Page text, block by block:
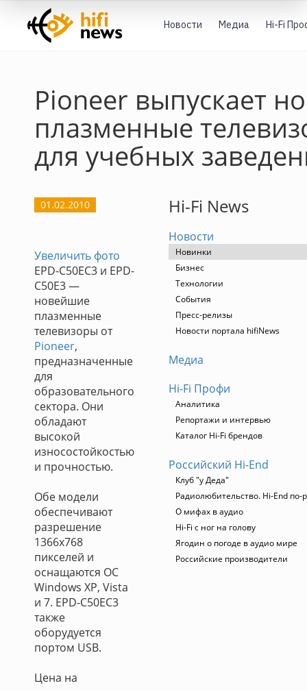
Новости Медиа Hi-Fi
Pioneer выпускает
плазменные
для учебных
01.02.2010
Увеличить фото
EPD-C50EC3 и EPD-
C50E3 —
новейшие
плазменные
телевизоры от
Pioneer,
предназначенные
для
образовательного
сектора. Они
обладают
высокой
износостойкостью
и прочностью.
Обе модели
обеспечивают
разрешение
1366x768
пикселей и
оснащаются ОС
Windows XP, Vista
и 7. EPD-C50EC3
также
оборудуется
портом USB.
Цена на
Hi-Fi News
Новости
Новинки
Бизнес
Технологии
События
Пресс-релизы
Новости портала hifiNews
Медиа
Hi-Fi Профи
Аналитика
Репортажи и интервью
Каталог Hi-Fi брендов
Российский Hi-End
Клуб "у Деда"
Радиолюбительство. Hi-End по-
О мифах в аудио
Hi-Fi с ног на голову
Ягодин о погоде в аудио мире
Российские производители